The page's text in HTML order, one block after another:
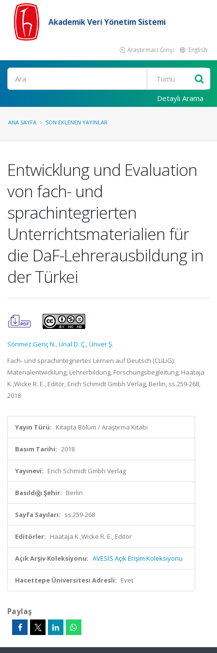
Akademik Veri Yönetim Sistemi
Araştırmacı Girişi English
Ara
Detaylı Arama
ANA SAYFA SON EKLENEN YAYINLAR
Entwicklung und Evaluation
von fach- und
sprachintegrierten
Unterrichtsmaterialien für
die DaF-Lehrerausbildung in
der Türkei
Sönmez Genç N.,Ünal D. Ç.,Ünver Ş.
Fach- und sprachintegriertes Lernen auf Deutsch (CLILiG):
Materialentwicklung, Lehrerbildung, Forschungsbegleitung, Haataja
K.,Wicke R. E., Editör, Erich Schmidt Gmbh Verlag, Berlin, ss.259-268,
2018
Yayın Türü: Kitapta Bölüm / Araştırma Kitabı
Basım Tarihi: 2018
Yayınevi: Erich Schmidt Gmbh Verlag
Basıldığı Şehir: Berlin
Sayfa Sayıları: ss.259-268
Editörler: Haataja K.,Wicke R. E., Editör
Açık Arşiv Koleksiyonu: AVESİS Açık Erişim Koleksiyonu
Hacettepe Üniversitesi Adresli: Evet
Paylaş